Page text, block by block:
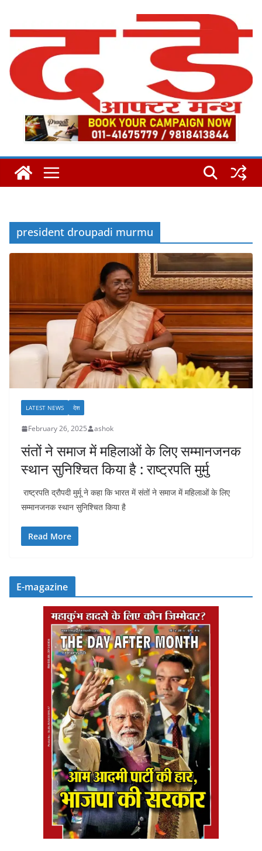
content
president droupadi murmu
LATEST NEWS देश
February 26, 2025 ashok
संतों ने समाज में महिलाओं के लिए सम्मानजनक
स्थान सुनिश्चित किया है : राष्ट्रपति मुर्मु
राष्ट्रपति द्रौपदी मुर्मू ने कहा कि भारत में संतों ने समाज में महिलाओं के लिए
सम्मानजनक स्थान सुनिश्चित किया है
Read More
E-magazine